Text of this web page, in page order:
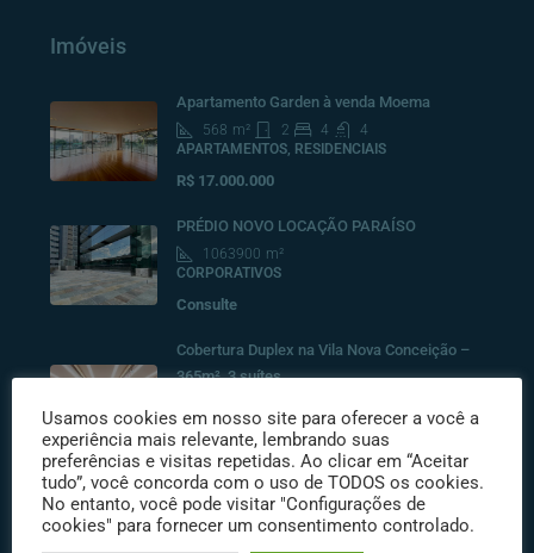
Imóveis
Apartamento Garden à venda Moema
568 m² 2 4
4
APARTAMENTOS, RESIDENCIAIS
R$ 17.000.000
PRÉDIO NOVO LOCAÇÃO PARAÍSO
1063900 m²
CORPORATIVOS
Consulte
Cobertura Duplex na Vila Nova Conceição –
365m², 3 suítes
COBERTURAS RESIDENCIAIS, RESIDENCIAIS
R$10.500.000
Destacados
Usamos cookies em nosso site para oferecer a você a
experiência mais relevante, lembrando suas
preferências e visitas repetidas. Ao clicar em “Aceitar
tudo”, você concorda com o uso de TODOS os cookies.
No entanto, você pode visitar "Configurações de
cookies" para fornecer um consentimento controlado.